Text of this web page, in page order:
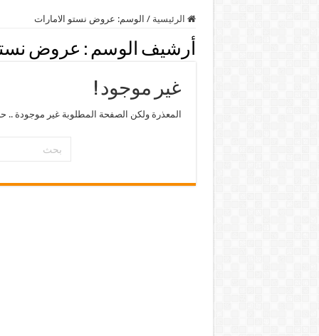
الرئيسية / الوسم: عروض نستو الامارات
أرشيف الوسم : عروض
غير موجود !
المعذرة ولكن الصفحة المطلوبة غير موجودة